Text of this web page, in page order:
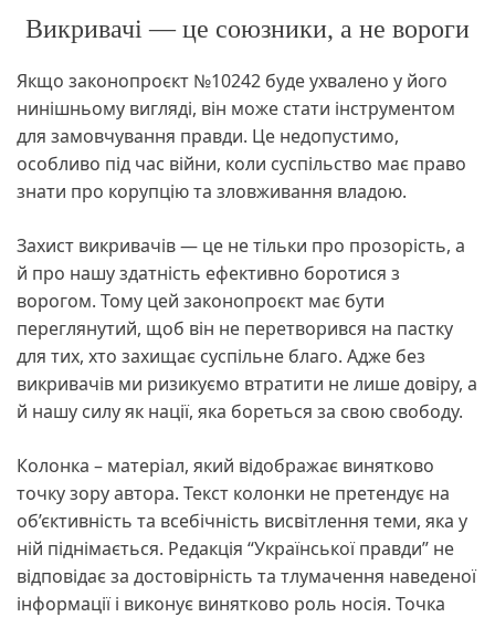
Викривачі — це союзники, а не вороги
Якщо законопроєкт №10242 буде ухвалено у його
нинішньому вигляді, він може стати інструментом
для замовчування правди. Це недопустимо,
особливо під час війни, коли суспільство має право
знати про корупцію та зловживання владою.
Захист викривачів — це не тільки про прозорість, а
й про нашу здатність ефективно боротися з
ворогом. Тому цей законопроєкт має бути
переглянутий, щоб він не перетворився на пастку
для тих, хто захищає суспільне благо. Адже без
викривачів ми ризикуємо втратити не лише довіру, а
й нашу силу як нації, яка бореться за свою свободу.
Колонка – матеріал, який відображає винятково
точку зору автора. Текст колонки не претендує на
об’єктивність та всебічність висвітлення теми, яка у
ній піднімається. Редакція “Української правди” не
відповідає за достовірність та тлумачення наведеної
інформації і виконує винятково роль носія. Точка